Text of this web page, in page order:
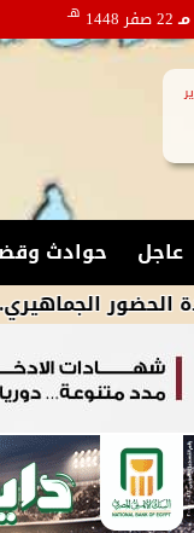
22 صفر 1448 هـ
عاجل حوادث
الكاملة للاستادات و40 ألف مشجع في